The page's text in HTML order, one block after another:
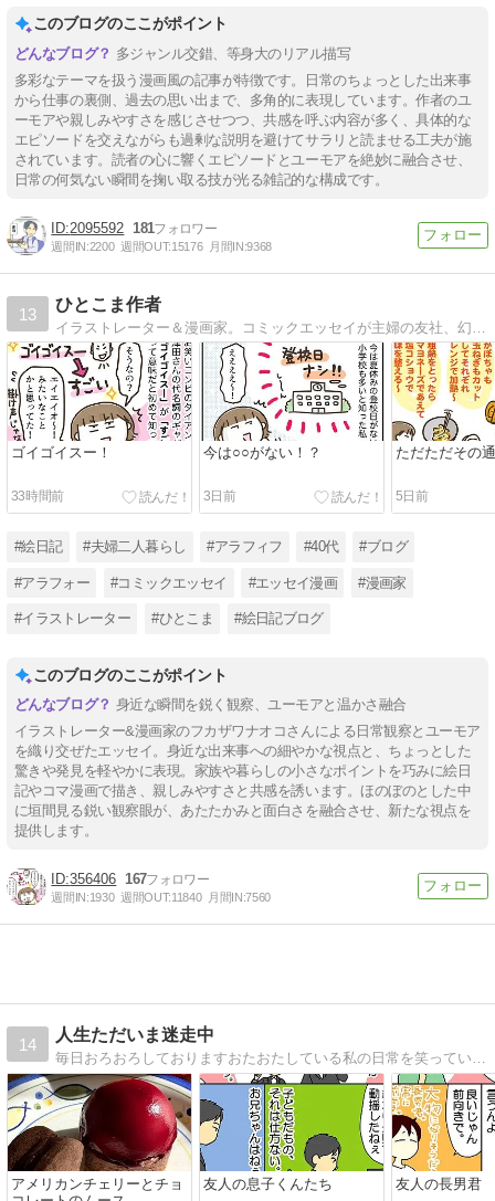
このブログのここがポイント
多ジャンル交錯、等身大のリアル描写
多彩なテーマを扱う漫画風の記事が特徴です。日常のちょっとした出来事
から仕事の裏側、過去の思い出まで、多角的に表現しています。作者のユ
ーモアや親しみやすさを感じさせつつ、共感を呼ぶ内容が多く、具体的な
エピソードを交えながらも過剰な説明を避けてサラリと読ませる工夫が施
されています。読者の心に響くエピソードとユーモアを絶妙に融合させ、
日常の何気ない瞬間を掬い取る技が光る雑記的な構成です。
2095592 181
週間IN:2200 週間OUT:15176 月間IN:9368
13
ひとこま作者
ゴイゴイスー！
33時間前
今は○○がない！？
3日前
ただただその
5日前
#絵日記 #夫婦二人暮らし #アラフィフ #40代 #ブログ
#アラフォー #コミックエッセイ #エッセイ漫画 #漫画家
#イラストレーター #ひとこま #絵日記ブログ
このブログのここがポイント
身近な瞬間を鋭く観察、ユーモアと温かさ融合
イラストレーター&漫画家のフカザワナオコさんによる日常観察とユーモア
を織り交ぜたエッセイ。身近な出来事への細やかな視点と、ちょっとした
驚きや発見を軽やかに表現。家族や暮らしの小さなポイントを巧みに絵日
記やコマ漫画で描き、親しみやすさと共感を誘います。ほのぼのとした中
に垣間見る鋭い観察眼が、あたたかみと面白さを融合させ、新たな視点を
提供します。
356406 167
週間IN:1930 週間OUT:11840 月間IN:7560
14
人生ただいま迷走中
アメリカンチェリーとチョ
友人の息子くんたち 友人の長男君